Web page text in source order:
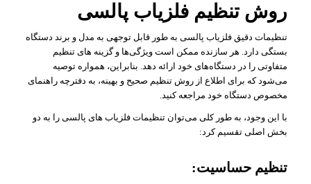
روش تنظیم فلزیاب پالسی
تنظیمات دقیق فلزیاب پالسی به طور قابل توجهی به مدل و برند دستگاه
بستگی دارد. هر سازنده ممکن است ویژگی‌ها و گزینه‌ های تنظیم
متفاوتی را در دستگاه‌های خود ارائه دهد. بنابراین، همواره توصیه
می‌شود که برای اطلاع از روش تنظیم صحیح و بهینه، به دفترچه راهنمای
مخصوص دستگاه خود مراجعه کنید.
با این وجود، به طور کلی می‌توان تنظیمات فلزیاب‌ های پالسی را به دو
بخش اصلی تقسیم کرد:
تنظیم حساسیت: